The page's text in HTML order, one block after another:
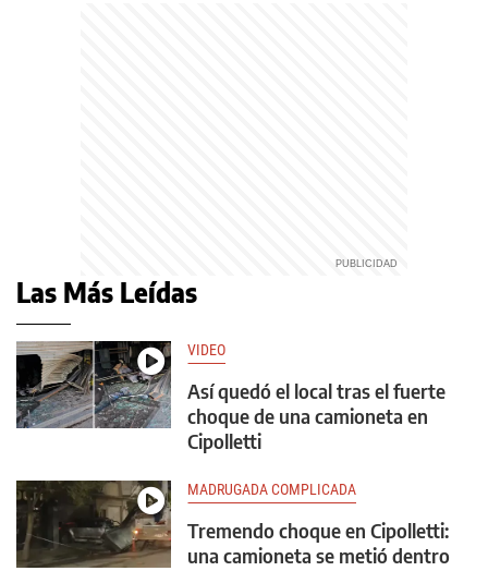
Las Más Leídas
VIDEO
Así quedó el local tras el fuerte
choque de una camioneta en
Cipolletti
MADRUGADA COMPLICADA
Tremendo choque en Cipolletti:
una camioneta se metió dentro